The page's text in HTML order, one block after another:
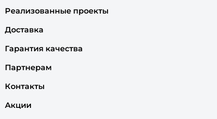
Реализованные проекты
Доставка
Гарантия качества
Партнерам
Контакты
Акции